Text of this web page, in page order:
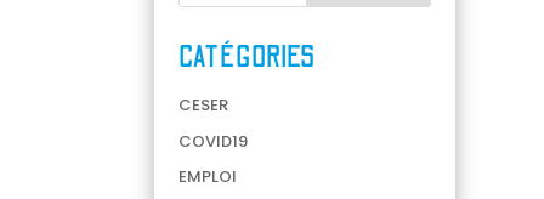
CATÉGORIES
CESER
COVID19
EMPLOI